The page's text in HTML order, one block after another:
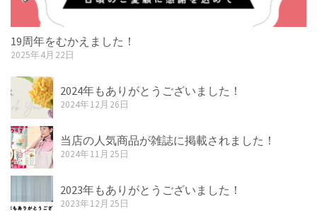
19周年をむかえました！
2025年4月22日
2024年もありがとうございました！
2024年12月26日
当店の人気商品が雑誌に掲載されました！
2024年11月25日
2023年もありがとうございました！
2023年12月25日